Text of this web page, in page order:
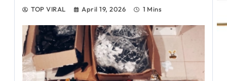
TOP VIRAL April 19, 2026 1 Mins